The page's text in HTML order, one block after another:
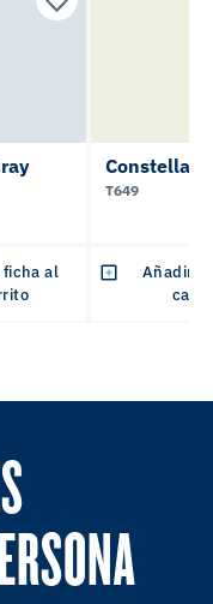
al
T649
Añadir